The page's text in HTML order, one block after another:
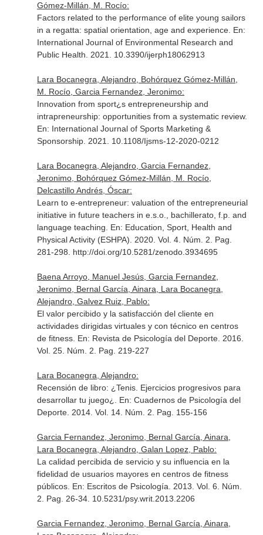
Gómez-Millán, M. Rocío:
Factors related to the performance of elite young sailors
in a regatta: spatial orientation, age and experience. En:
International Journal of Environmental Research and
Public Health . 2021. 10.3390/ijerph18062913
Lara Bocanegra, Alejandro, Bohórquez Gómez-Millán,
M. Rocío, Garcia Fernandez, Jeronimo:
Innovation from sport¿s entrepreneurship and
intrapreneurship: opportunities from a systematic review.
En: International Journal of Sports Marketing &
Sponsorship. 2021. 10.1108/Ijsms-12-2020-0212
Lara Bocanegra, Alejandro, Garcia Fernandez,
Jeronimo, Bohórquez Gómez-Millán, M. Rocío,
Delcastillo Andrés, Óscar:
Learn to e-entrepreneur: valuation of the entrepreneurial
initiative in future teachers in e.s.o., bachillerato, f.p. and
language teaching. En: Education, Sport, Health and
Physical Activity (ESHPA) . 2020. Vol. 4. Núm. 2. Pag.
281-298. http://doi.org/10.5281/zenodo.3934695
Baena Arroyo, Manuel Jesús, Garcia Fernandez,
Jeronimo, Bernal García, Ainara, Lara Bocanegra,
Alejandro, Galvez Ruiz, Pablo:
El valor percibido y la satisfacción del cliente en
actividades dirigidas virtuales y con técnico en centros
de fitness. En: Revista de Psicología del Deporte. 2016.
Vol. 25. Núm. 2. Pag. 219-227
Lara Bocanegra, Alejandro:
Recensión de libro: ¿Tenis. Ejercicios progresivos para
desarrollar tu juego¿. En: Cuadernos de Psicología del
Deporte. 2014. Vol. 14. Núm. 2. Pag. 155-156
Garcia Fernandez, Jeronimo, Bernal García, Ainara,
Lara Bocanegra, Alejandro, Galan Lopez, Pablo:
La calidad percibida de servicio y su influencia en la
fidelidad de usuarios mayores en centros de fitness
públicos. En: Escritos de Psicología . 2013. Vol. 6. Núm.
2. Pag. 26-34. 10.5231/psy.writ.2013.2206
Garcia Fernandez, Jeronimo, Bernal García, Ainara,